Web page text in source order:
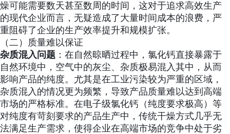
燥可能需要数天甚至数周的时间，这对于追求高效生产
的现代企业而言，无疑造成了大量时间成本的浪费，严
重阻碍了企业的生产效率提升和规模扩张。
（二）质量难以保证
杂质混入问题 ：在自然晾晒过程中，氯化钙直接暴露于
自然环境中，空气中的灰尘、杂质极易混入其中，从而
影响产品的纯度。尤其是在工业污染较为严重的区域，
杂质混入的情况更为频繁，导致产品质量难以达到高端
市场的严格标准。在电子级氯化钙（纯度要求极高）等
对纯度有苛刻要求的产品生产中，传统干燥方式几乎无
法满足生产需求，使得企业在高端市场的竞争中处于劣